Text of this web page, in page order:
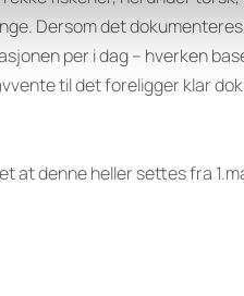
Dersom det
per i dag – hverken
til det foreligger klar
at denne heller settes fra